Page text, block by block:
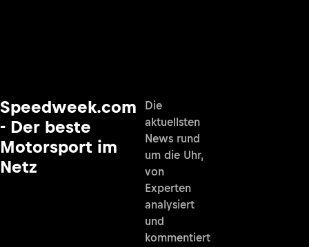
Speedweek.com
- Der beste
Motorsport im
Netz
Die
aktuellsten
News rund
um die Uhr,
von
Experten
analysiert
und
kommentiert